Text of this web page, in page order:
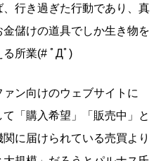
行き過ぎた行動であり、真
儲けの道具でしか生き物を
る所業(# ﾟДﾟ)
ン向けのウェブサイトに
「購入希望」「販売中」と
に届けられている売買より